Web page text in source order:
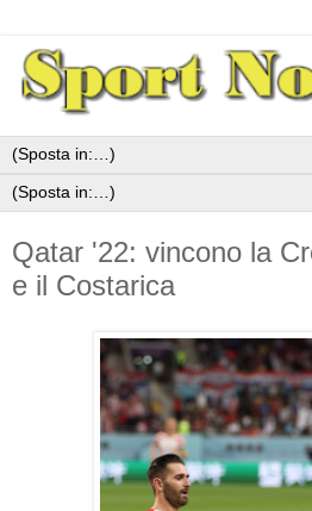
Qatar '22: vincono la
e il Costarica